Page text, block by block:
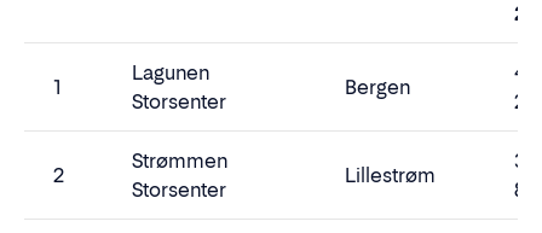
1
Lagunen
Storsenter
Bergen
4
2
Strømmen
Storsenter
Lillestrøm
3